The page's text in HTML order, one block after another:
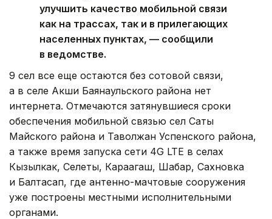
улучшить качество мобильной связи
как на трассах, так и в прилегающих
населенных пунктах, — сообщили
в ведомстве.
9 сел все еще остаются без сотовой связи,
а в селе Акши Баянаульского района нет
интернета. Отмечаются затянувшиеся сроки
обеспечения мобильной связью сел Саты
Майского района и Таволжан Успенского района,
а также время запуска сети 4G LTE в селах
Кызылкак, Селеты, Караагаш, Шабар, Сахновка
и Балтасап, где антенно-мачтовые сооружения
уже построены местными исполнительными
органами.